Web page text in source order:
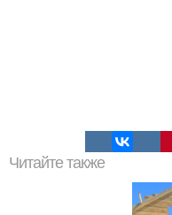
Читайте также